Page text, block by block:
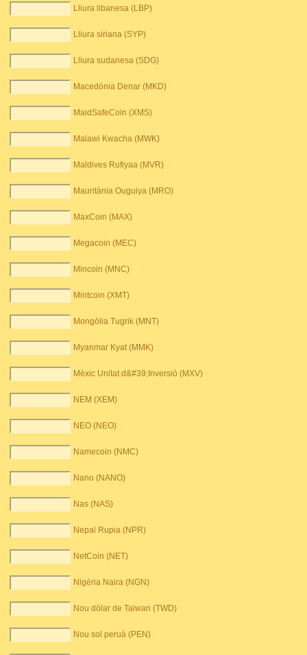
Lliura libanesa (LBP)
Lliura siriana (SYP)
Lliura sudanesa (SDG)
Macedònia Denar (MKD)
MaidSafeCoin (XMS)
Malawi Kwacha (MWK)
Maldives Rufiyaa (MVR)
Mauritània Ouguiya (MRO)
MaxCoin (MAX)
Megacoin (MEC)
Mincoin (MNC)
Mintcoin (XMT)
Mongòlia Tugrik (MNT)
Myanmar Kyat (MMK)
Mèxic Unitat d&#39;Inversió (MXV)
NEM (XEM)
NEO (NEO)
Namecoin (NMC)
Nano (NANO)
Nas (NAS)
Nepal Rupia (NPR)
NetCoin (NET)
Nigèria Naira (NGN)
Nou dòlar de Taiwan (TWD)
Nou sol peruà (PEN)